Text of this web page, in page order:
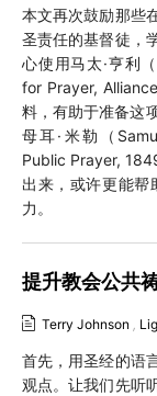
本文再次鼓励那些
圣责任的基督徒，
心使用马太·亨利
for Prayer,
料，有助于准备这
母耳·米勒（
Public Prayer,
出来，或许更能帮
力。
提升教会公共
Terry Johnson ,
首先，用圣经的语
观点。让我们先听